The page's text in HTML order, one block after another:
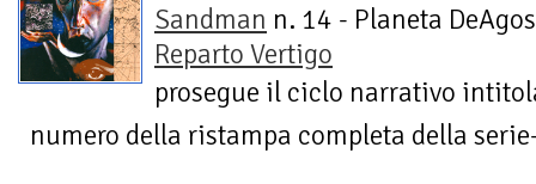
Sandman n. 14 - Planeta
Reparto Vertigo
prosegue il ciclo narrativo
numero della ristampa completa della